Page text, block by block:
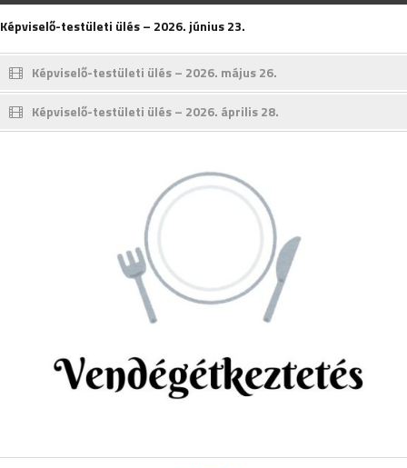
Képviselő-testületi ülés – 2026. június 23.
Képviselő-testületi ülés – 2026. május 26.
Képviselő-testületi ülés – 2026. április 28.